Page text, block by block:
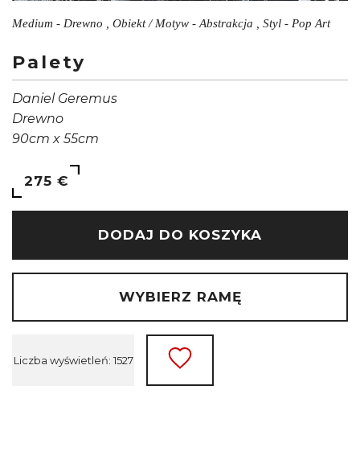
Medium - Drewno , Obiekt / Motyw - Abstrakcja , Styl - Pop Art
Palety
Daniel Geremus
Drewno
90cm x 55cm
275 €
DODAJ DO KOSZYKA
WYBIERZ RAMĘ
Liczba wyświetleń: 1527